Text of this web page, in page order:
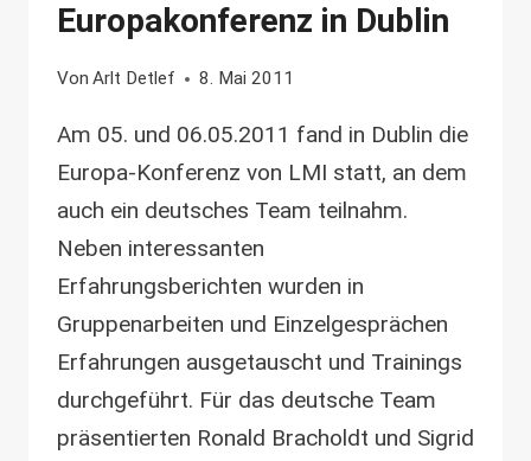
Europakonferenz in Dublin
Von Arlt Detlef 8. Mai 2011
Am 05. und 06.05.2011 fand in Dublin die
Europa-Konferenz von LMI statt, an dem
auch ein deutsches Team teilnahm.
Neben interessanten
Erfahrungsberichten wurden in
Gruppenarbeiten und Einzelgesprächen
Erfahrungen ausgetauscht und Trainings
durchgeführt. Für das deutsche Team
präsentierten Ronald Bracholdt und Sigrid